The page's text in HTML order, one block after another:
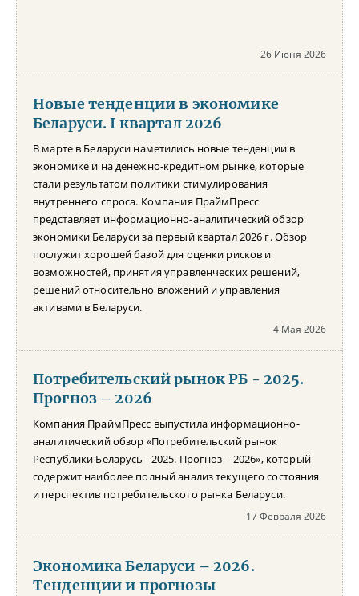
26 Июня 2026
Новые тенденции в экономике
Беларуси. I квартал 2026
В марте в Беларуси наметились новые тенденции в
экономике и на денежно-кредитном рынке, которые
стали результатом политики стимулирования
внутреннего спроса. Компания ПраймПресс
представляет информационно-аналитический обзор
экономики Беларуси за первый квартал 2026 г. Обзор
послужит хорошей базой для оценки рисков и
возможностей, принятия управленческих решений,
решений относительно вложений и управления
активами в Беларуси.
4 Мая 2026
Потребительский рынок РБ - 2025.
Прогноз – 2026
Компания ПраймПресс выпустила информационно-
аналитический обзор «Потребительский рынок
Республики Беларусь - 2025. Прогноз – 2026», который
содержит наиболее полный анализ текущего состояния
и перспектив потребительского рынка Беларуси.
17 Февраля 2026
Экономика Беларуси – 2026.
Тенденции и прогнозы